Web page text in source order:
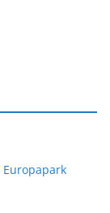
Europapark